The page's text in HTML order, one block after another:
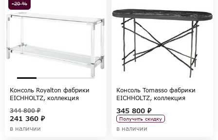
-20 %
Консоль Royalton фабрики
EICHHOLTZ, коллекция
241 360 ₽
344 800 ₽
в наличии
Консоль Tomasso фабрики
EICHHOLTZ, коллекция
345 800 ₽
Получить скидку
в наличии